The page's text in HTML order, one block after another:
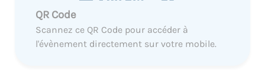
QR Code
Scannez ce QR Code pour accéder à
l'évènement directement sur votre mobile.